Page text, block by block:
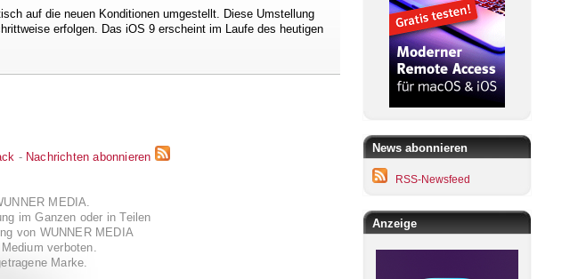
auf die neuen Konditionen umgestellt. Diese Umstellung
erfolgen. Das iOS 9 erscheint im Laufe des heutigen
- Nachrichten abonnieren
MEDIA.
im Ganzen oder in Teilen
von WUNNER MEDIA
verboten.
Marke.
News abonnieren
RSS-Newsfeed
Anzeige